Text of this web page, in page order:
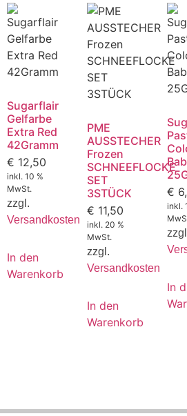
Sugarflair
Gelfarbe
Extra Red
42Gramm
€ 12,50
inkl. 10 %
MwSt.
zzgl.
Versandkosten
In den
Warenkorb
PME
AUSSTECHER
Frozen
SCHNEEFLOCKE
SET
3STÜCK
€ 11,50
inkl. 20 %
MwSt.
zzgl.
Versandkosten
In den
Warenkorb
€
inkl.
In